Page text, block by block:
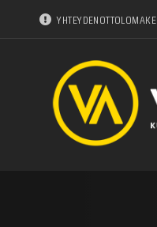
YHTEYDENOTTOLOMAKE